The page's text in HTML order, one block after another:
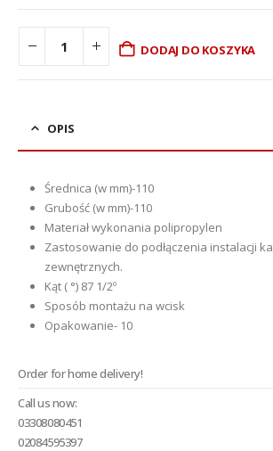
DODAJ DO KOSZYKA
OPIS
Średnica (w mm)-110
Grubość (w mm)-110
Materiał wykonania polipropylen
Zastosowanie do podłączenia instalacji
zewnętrznych.
Kąt ( °) 87 1/2º
Sposób montażu na wcisk
Opakowanie- 10
Order for home delivery!
Call us now:
03308080451
02084595397